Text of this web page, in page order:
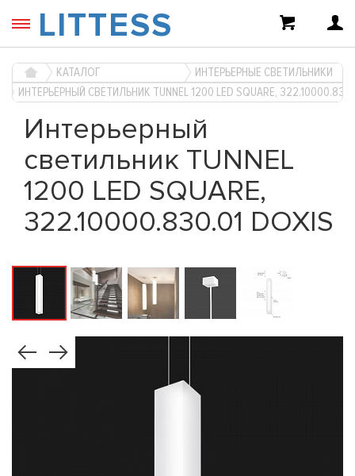
LITTESS
КАТАЛОГ
ИНТЕРЬЕРНЫЕ СВЕТИЛЬНИКИ
ИНТЕРЬЕРНЫЙ СВЕТИЛЬНИК TUNNEL 1200 LED SQUARE,
Интерьерный
светильник TUNNEL
1200 LED SQUARE,
322.10000.830.01 DOXIS